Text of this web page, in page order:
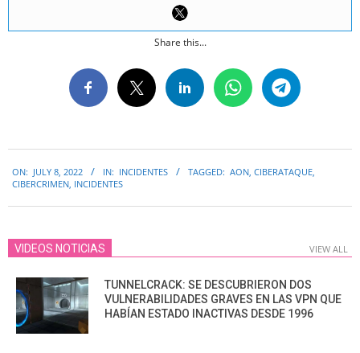
Share this...
07-
ON: JULY 8, 2022 IN: INCIDENTES TAGGED: AON CIBERATAQUE
CIBERCRIMEN INCIDENTES
VIDEOS NOTICIAS VIEW ALL
TUNNELCRACK: SE DESCUBRIERON DOS
VULNERABILIDADES GRAVES EN LAS VPN QUE
HABÍAN ESTADO INACTIVAS DESDE 1996